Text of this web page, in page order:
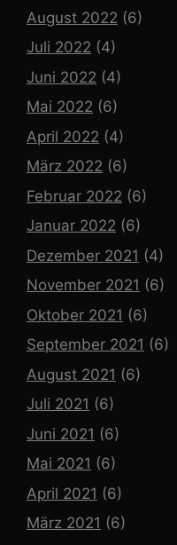
August 2022 (6)
Juli 2022 (4)
Juni 2022 (4)
Mai 2022 (6)
April 2022 (4)
März 2022 (6)
Februar 2022 (6)
Januar 2022 (6)
Dezember 2021 (4)
November 2021 (6)
Oktober 2021 (6)
September 2021 (6)
August 2021 (6)
Juli 2021 (6)
Juni 2021 (6)
Mai 2021 (6)
April 2021 (6)
März 2021 (6)